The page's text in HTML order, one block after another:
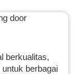
berkualitas,
berbagai